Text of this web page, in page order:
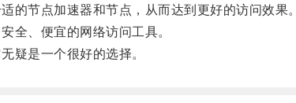
节点加速器和节点，从而达到更好的访问效果。
、便宜的网络访问工具。
是一个很好的选择。